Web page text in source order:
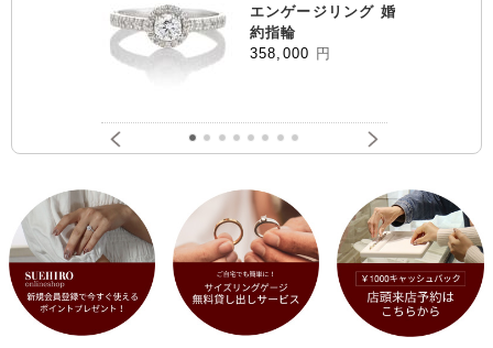
エンゲージリング 婚
約指輪
358,000 円